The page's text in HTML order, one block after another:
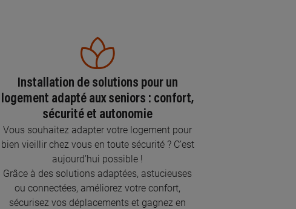
Installation de solutions pour un
logement adapté aux seniors : confort,
sécurité et autonomie
Vous souhaitez adapter votre logement pour
bien vieillir chez vous en toute sécurité ? C’est
aujourd’hui possible !
Grâce à des solutions adaptées, astucieuses
ou connectées, améliorez votre confort,
sécurisez vos déplacements et gagnez en